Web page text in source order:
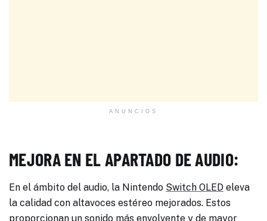
ANUNCIOS
MEJORA EN EL APARTADO DE AUDIO:
En el ámbito del audio, la Nintendo Switch OLED eleva
la calidad con altavoces estéreo mejorados. Estos
proporcionan un sonido más envolvente y de mayor